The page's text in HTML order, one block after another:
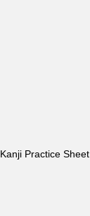
Kanji Practice Sheet